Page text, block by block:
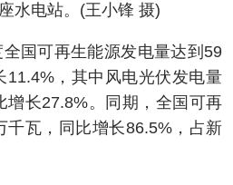
水电站。(王小锋 摄)
国可再生能源发电量达到59
11.4%，其中风电光伏发电量
增长27.8%。同期，全国可再
千瓦，同比增长86.5%，占新